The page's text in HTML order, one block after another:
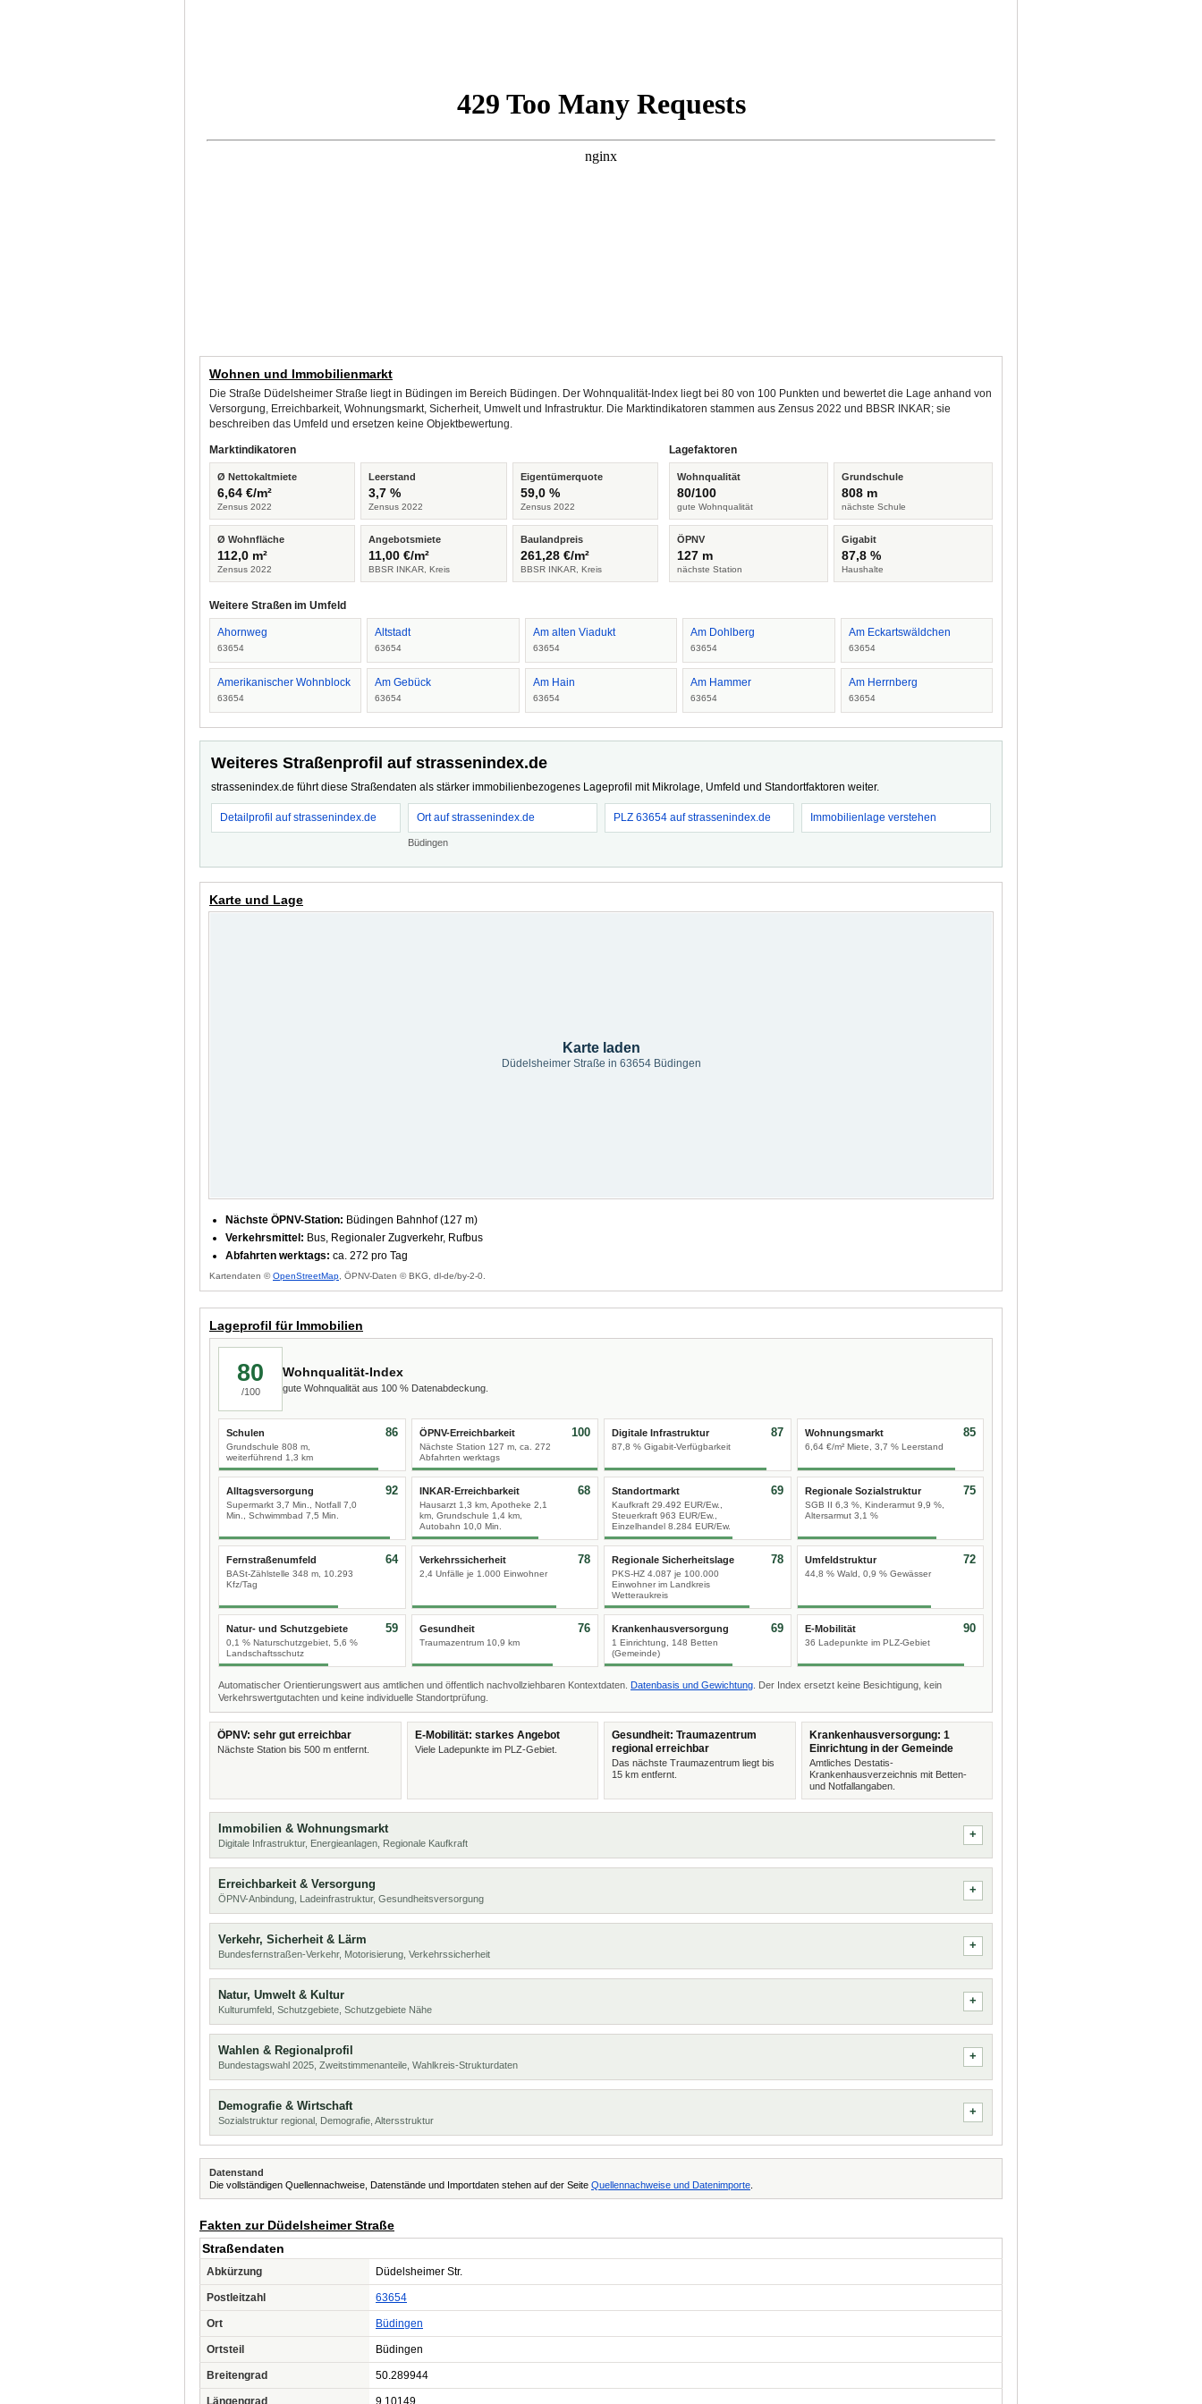
Wohnen und Immobilienmarkt
Die Straße Düdelsheimer Straße liegt in Büdingen im Bereich Büdingen. Der Wohnqualität-Index liegt bei 80 von 100 Punkten und bewertet die Lage anhand von
Versorgung, Erreichbarkeit, Wohnungsmarkt, Sicherheit, Umwelt und Infrastruktur. Die Marktindikatoren stammen aus Zensus 2022 und BBSR INKAR; sie
beschreiben das Umfeld und ersetzen keine Objektbewertung.
Marktindikatoren
Ø Nettokaltmiete
6,64 €/m²
Zensus 2022
Leerstand
3,7 %
Zensus 2022
Eigentümerquote
59,0 %
Zensus 2022
Ø Wohnfläche
112,0 m²
Zensus 2022
Angebotsmiete
11,00 €/m²
BBSR INKAR, Kreis
Baulandpreis
261,28 €/m²
BBSR INKAR, Kreis
Lagefaktoren
Wohnqualität
80/100
gute Wohnqualität
Grundschule
808 m
nächste Schule
ÖPNV
127 m
nächste Station
Gigabit
87,8 %
Haushalte
Weitere Straßen im Umfeld
Ahornweg
63654
Altstadt
63654
Am alten Viadukt
63654
Am Dohlberg
63654
Am Eckartswäldchen
63654
Amerikanischer Wohnblock
63654
Am Gebück
63654
Am Hain
63654
Am Hammer
63654
Am Herrnberg
63654
Weiteres Straßenprofil auf strassenindex.de
strassenindex.de führt diese Straßendaten als stärker immobilienbezogenes Lageprofil mit Mikrolage, Umfeld und Standortfaktoren weiter.
Detailprofil auf strassenindex.de Ort auf strassenindex.de
Büdingen
PLZ 63654 auf strassenindex.de Immobilienlage verstehen
Karte und Lage
Karte laden
Düdelsheimer Straße in 63654 Büdingen
Nächste ÖPNV-Station: Büdingen Bahnhof (127 m)
Verkehrsmittel: Bus, Regionaler Zugverkehr, Rufbus
Abfahrten werktags: ca. 272 pro Tag
Kartendaten ©OpenStreetMap , ÖPNV-Daten © BKG, dl-de/by-2-0.
Lageprofil für Immobilien
80
/100
Wohnqualität-Index
gute Wohnqualität aus 100 % Datenabdeckung.
Schulen
Grundschule 808 m,
weiterführend 1,3 km
86 ÖPNV-Erreichbarkeit
Nächste Station 127 m, ca. 272
Abfahrten werktags
100 Digitale Infrastruktur
87,8 % Gigabit-Verfügbarkeit
87 Wohnungsmarkt
6,64 €/m² Miete, 3,7 % Leerstand
85
Alltagsversorgung
Supermarkt 3,7 Min., Notfall 7,0
Min., Schwimmbad 7,5 Min.
92 INKAR-Erreichbarkeit
Hausarzt 1,3 km, Apotheke 2,1
km, Grundschule 1,4 km,
Autobahn 10,0 Min.
68 Standortmarkt
Kaufkraft 29.492 EUR/Ew.,
Steuerkraft 963 EUR/Ew.,
Einzelhandel 8.284 EUR/Ew.
69 Regionale Sozialstruktur
SGB II 6,3 %, Kinderarmut 9,9 %,
Altersarmut 3,1 %
75
Fernstraßenumfeld
BASt-Zählstelle 348 m, 10.293
Kfz/Tag
64 Verkehrssicherheit
2,4 Unfälle je 1.000 Einwohner
78 Regionale Sicherheitslage
PKS-HZ 4.087 je 100.000
Einwohner im Landkreis
Wetteraukreis
78 Umfeldstruktur
44,8 % Wald, 0,9 % Gewässer
72
Natur- und Schutzgebiete
0,1 % Naturschutzgebiet, 5,6 %
Landschaftsschutz
59 Gesundheit
Traumazentrum 10,9 km
76 Krankenhausversorgung
1 Einrichtung, 148 Betten
(Gemeinde)
69 E-Mobilität
36 Ladepunkte im PLZ-Gebiet
90
Automatischer Orientierungswert aus amtlichen und öffentlich nachvollziehbaren Kontextdaten. Datenbasis und Gewichtung . Der Index ersetzt keine Besichtigung, kein
Verkehrswertgutachten und keine individuelle Standortprüfung.
ÖPNV: sehr gut erreichbar
Nächste Station bis 500 m entfernt.
E-Mobilität: starkes Angebot
Viele Ladepunkte im PLZ-Gebiet.
Gesundheit: Traumazentrum
regional erreichbar
Das nächste Traumazentrum liegt bis
15 km entfernt.
Krankenhausversorgung: 1
Einrichtung in der Gemeinde
Amtliches Destatis-
Krankenhausverzeichnis mit Betten-
und Notfallangaben.
Immobilien & Wohnungsmarkt
Digitale Infrastruktur, Energieanlagen, Regionale Kaufkraft
Erreichbarkeit & Versorgung
ÖPNV-Anbindung, Ladeinfrastruktur, Gesundheitsversorgung
Verkehr, Sicherheit & Lärm
Bundesfernstraßen-Verkehr, Motorisierung, Verkehrssicherheit
Natur, Umwelt & Kultur
Kulturumfeld, Schutzgebiete, Schutzgebiete Nähe
Wahlen & Regionalprofil
Bundestagswahl 2025, Zweitstimmenanteile, Wahlkreis-Strukturdaten
Demografie & Wirtschaft
Sozialstruktur regional, Demografie, Altersstruktur
Datenstand
Die vollständigen Quellennachweise, Datenstände und Importdaten stehen auf der Seite Quellennachweise und Datenimporte
Fakten zur Düdelsheimer Straße
Straßendaten
Abkürzung Düdelsheimer Str.
Postleitzahl 63654
Ort Büdingen
Ortsteil Büdingen
Breitengrad 50.289944
Längengrad 9.10149